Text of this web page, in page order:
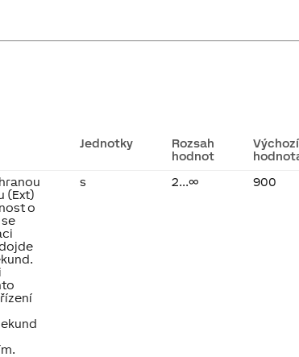
Jednotky
Rozsah
hodnot
Výchozí
(Ext)
o
s 2...∞ 900